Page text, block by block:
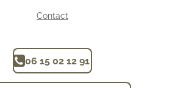
Contact
06 15 02 12 91